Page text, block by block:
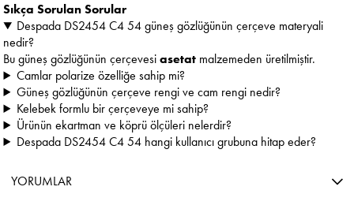
Sıkça Sorulan Sorular
Despada DS2454 C4 54 güneş gözlüğünün çerçeve materyali
nedir?
Bu güneş gözlüğünün çerçevesiasetat malzemeden üretilmiştir.
Camlar polarize özelliğe sahip mi?
Güneş gözlüğünün çerçeve rengi ve cam rengi nedir?
Kelebek formlu bir çerçeveye mi sahip?
Ürünün ekartman ve köprü ölçüleri nelerdir?
Despada DS2454 C4 54 hangi kullanıcı grubuna hitap eder?
YORUMLAR